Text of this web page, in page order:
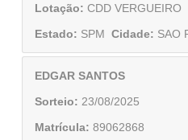
Lotação: CDD VERGUEIRO
Estado: SPM Cidade: SAO
EDGAR SANTOS
Sorteio: 23/08/2025
Matrícula: 89062868